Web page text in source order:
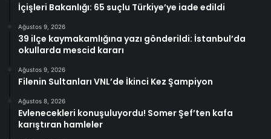
İçişleri Bakanlığı: 65 suçlu Türkiye’ye iade edildi
Ağustos 9, 2026
39 ilçe kaymakamlığına yazı gönderildi: İstanbul’da
okullarda mescid kararı
Ağustos 9, 2026
Filenin Sultanları VNL’de İkinci Kez Şampiyon
Ağustos 8, 2026
Evlenecekleri konuşuluyordu! Somer Şef’ten kafa
karıştıran hamleler